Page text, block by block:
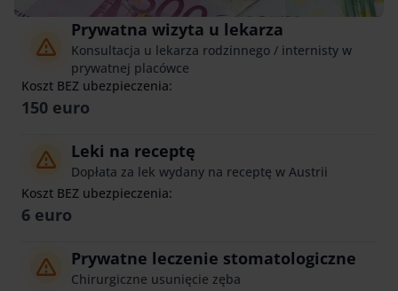
Prywatna wizyta u lekarza
Konsultacja u lekarza rodzinnego / internisty w
prywatnej placówce
Koszt BEZ ubezpieczenia:
150 euro
Leki na receptę
Dopłata za lek wydany na receptę w Austrii
Koszt BEZ ubezpieczenia:
6 euro
Prywatne leczenie stomatologiczne
Chirurgiczne usunięcie zęba